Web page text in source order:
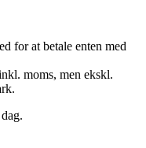
for at betale enten med
moms, men ekskl.